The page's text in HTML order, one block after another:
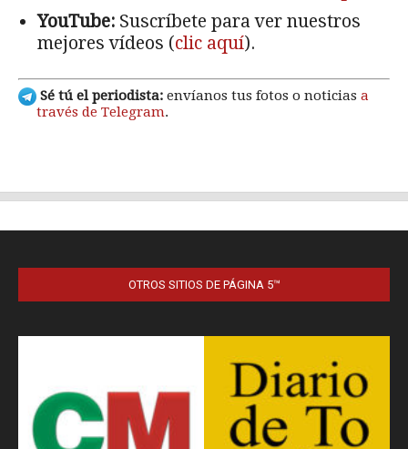
OTROS SITIOS DE PÁGINA 5™